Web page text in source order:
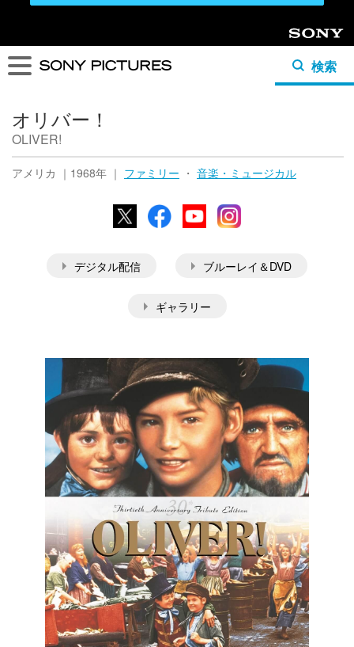
Sony
検索
オリバー！
OLIVER!
アメリカ ｜1968年 ｜ ファミリー ・ 音楽・ミュージカル
X FacebookYouTubeInstagram
デジタル配信 ブルーレイ＆DVD
ギャラリー